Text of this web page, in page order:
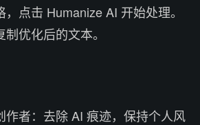
点击 Humanize AI 开始处理。
优化后的文本。
作者：去除 AI 痕迹，保持个人风